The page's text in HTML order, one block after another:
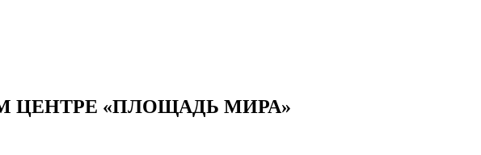
ЦЕНТРЕ «ПЛОЩАДЬ МИРА»